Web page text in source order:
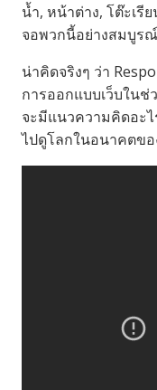
น้ำ, หน้าต่าง, โต๊ะเ
จอพวกนี้อย่างสมบูร
น่าคิดจริงๆ ว่า
การออกแบบเว็บในช่
จะมีแนวความคิดอะไ
ไปดูโลกในอนาคตข